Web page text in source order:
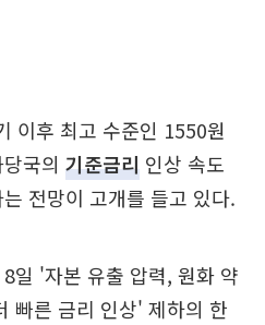
이후 최고 수준인 1550원
국의 기준금리 인상 속도
전망이 고개를 들고 있다.
일 '자본 유출 압력, 원화 약
빠른 금리 인상' 제하의 한